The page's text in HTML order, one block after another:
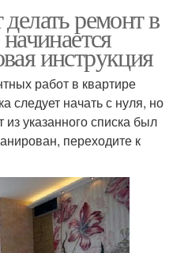
ремонт в
инструкция
работ в квартире
следует начать с нуля, но
из указанного списка был
переходите к